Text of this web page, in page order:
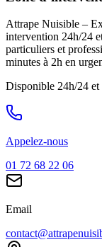
Attrape Nuisible –
intervention 24h/24
particuliers et
minutes à 2h en
Disponible 24h/24
Appelez-nous
01 72 68 22 06
Email